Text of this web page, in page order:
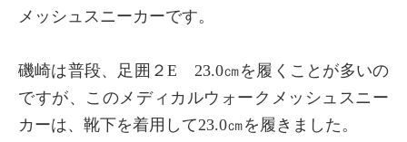
× 商品紹介
メッシュスニーカーです。
磯崎は普段、足囲２E 23.0㎝を履くことが多いの
ですが、このメディカルウォークメッシュスニー
カーは、靴下を着用して23.0㎝を履きました。